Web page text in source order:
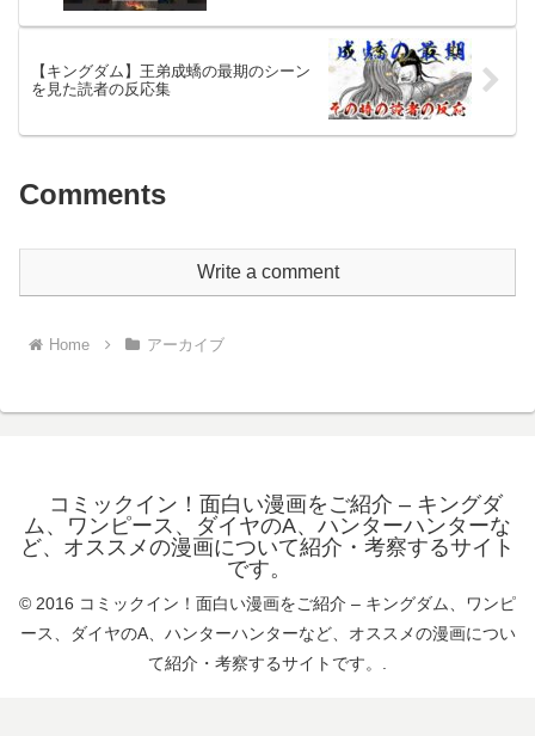
【キングダム】王弟成蟜の最期のシーン
を見た読者の反応集
Comments
Write a comment
Home アーカイブ
コミックイン！面白い漫画をご紹介 – キングダ
ム、ワンピース、ダイヤのA、ハンターハンターな
ど、オススメの漫画について紹介・考察するサイト
です。
© 2016 コミックイン！面白い漫画をご紹介 – キングダム、ワンピ
ース、ダイヤのA、ハンターハンターなど、オススメの漫画につい
て紹介・考察するサイトです。.